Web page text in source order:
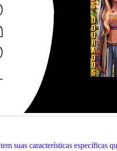
tem suas características específicas